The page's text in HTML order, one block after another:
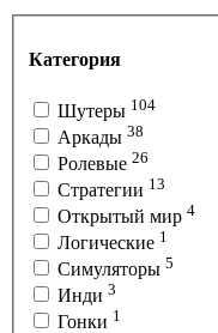
Категория
Шутеры 104
Аркады 38
Ролевые 26
Стратегии 13
Открытый мир 4
Логические 1
Симуляторы 5
Инди 3
Гонки 1